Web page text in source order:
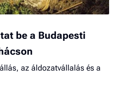
be a Budapesti
az áldozatvállalás és a